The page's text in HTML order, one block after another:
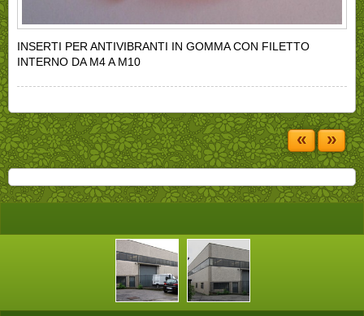
INSERTI PER ANTIVIBRANTI IN GOMMA CON FILETTO
INTERNO DA M4 A M10
« »